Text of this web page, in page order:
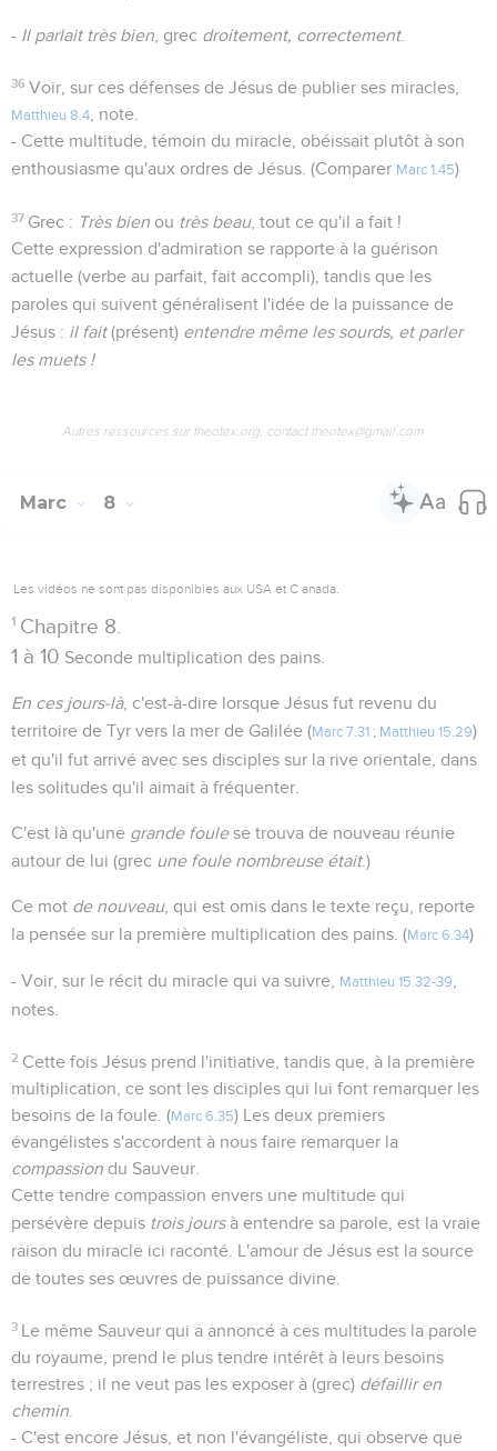
- Il parlait très bien , grec droitement, correctement.
36 Voir, sur ces défenses de Jésus de publier ses miracles,
Matthieu 8.4
, note.
- Cette multitude, témoin du miracle, obéissait plutôt à son
enthousiasme qu'aux ordres de Jésus. (Comparer Marc 1.45)
37 Grec : Très bien ou très beau, tout ce qu'il a fait !
Cette expression d'admiration se rapporte à la guérison
actuelle (verbe au parfait, fait accompli), tandis que les
paroles qui suivent généralisent l'idée de la puissance de
Jésus : il fait(présent) entendre même les sourds, et parler
les muets !
Autres ressources sur theotex.org, contact theotex@gmail.com
Marc 8
Les vidéos ne sont pas disponibles aux USA et C anada.
1 Chapitre 8.
1 à 10 Seconde multiplication des pains.
En ces jours-là, c'est-à-dire lorsque Jésus fut revenu du
territoire de Tyr vers la mer de Galilée (Marc 7.31 ; Matthieu 15.29)
et qu'il fut arrivé avec ses disciples sur la rive orientale, dans
les solitudes qu'il aimait à fréquenter.
C'est là qu'une grande foulese trouva de nouveau réunie
autour de lui (grec une foule nombreuse était.)
Ce mot de nouveau, qui est omis dans le texte reçu, reporte
la pensée sur la première multiplication des pains. (Marc 6.34)
- Voir, sur le récit du miracle qui va suivre, Matthieu 15.32-39
notes.
2 Cette fois Jésus prend l'initiative, tandis que, à la première
multiplication, ce sont les disciples qui lui font remarquer les
besoins de la foule. (Marc 6.35) Les deux premiers
évangélistes s'accordent à nous faire remarquer la
compassion du Sauveur.
Cette tendre compassion envers une multitude qui
persévère depuis trois joursà entendre sa parole, est la vraie
raison du miracle ici raconté. L'amour de Jésus est la source
de toutes ses œuvres de puissance divine.
3 Le même Sauveur qui a annoncé à ces multitudes la parole
du royaume, prend le plus tendre intérêt à leurs besoins
terrestres ; il ne veut pas les exposer à (grec) défaillir en
chemin
- C'est encore Jésus, et non l'évangéliste, qui observe que